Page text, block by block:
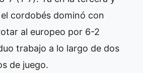
cordobés dominó con
al europeo por 6-2
trabajo a lo largo de dos
de juego.